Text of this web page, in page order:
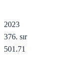
2023
376. sır
501.71